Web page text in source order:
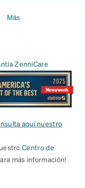
Más
ZenniCare
aquí nuestro
Centro de
más información!